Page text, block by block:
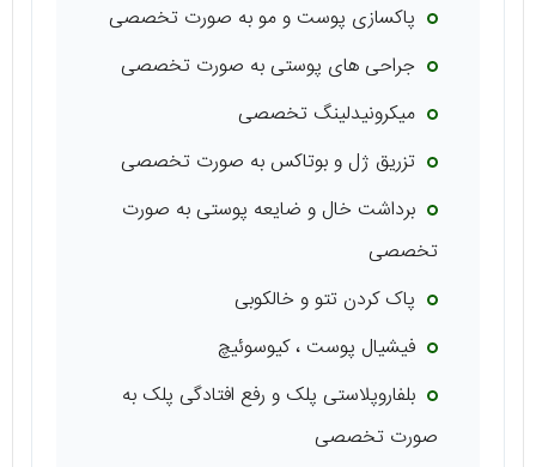
پاکسازی پوست و مو به صورت تخصصی
جراحی های پوستی به صورت تخصصی
میکرونیدلینگ تخصصی
تزریق ژل و بوتاکس به صورت تخصصی
برداشت خال و ضایعه پوستی به صورت
تخصصی
پاک کردن تتو و خالکوبی
فیشیال پوست ، کیوسوئیچ
بلفاروپلاستی پلک و رفع افتادگی پلک به
صورت تخصصی